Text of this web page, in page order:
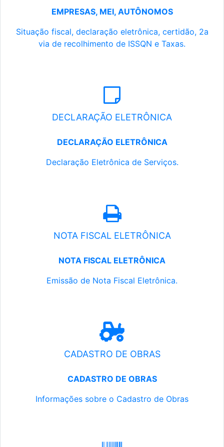
EMPRESAS, MEI, AUTÔNOMOS
Situação fiscal, declaração eletrônica, certidão, 2a
via de recolhimento de ISSQN e Taxas.
DECLARAÇÃO ELETRÔNICA
DECLARAÇÃO ELETRÔNICA
Declaração Eletrônica de Serviços.
NOTA FISCAL ELETRÔNICA
NOTA FISCAL ELETRÔNICA
Emissão de Nota Fiscal Eletrônica.
CADASTRO DE OBRAS
CADASTRO DE OBRAS
Informações sobre o Cadastro de Obras